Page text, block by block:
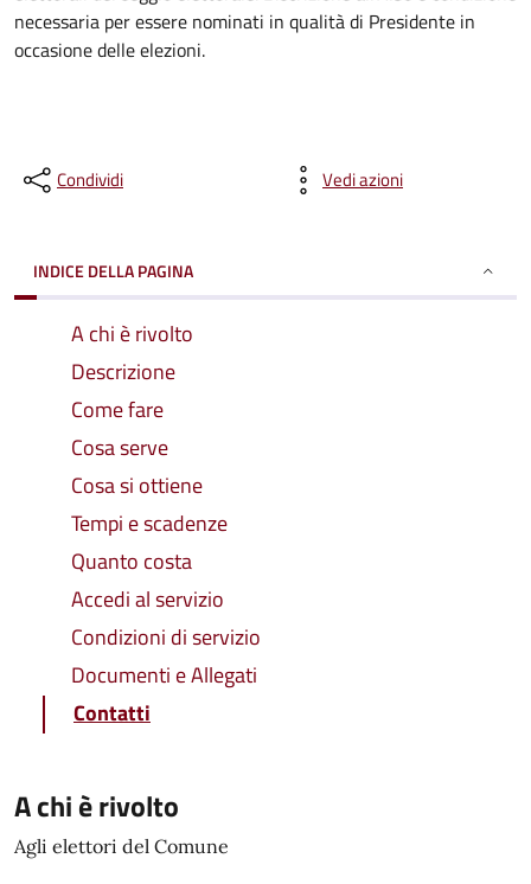
necessaria per essere nominati in qualità di Presidente in
occasione delle elezioni.
Condividi Vedi azioni
INDICE DELLA PAGINA
A chi è rivolto
Descrizione
Come fare
Cosa serve
Cosa si ottiene
Tempi e scadenze
Quanto costa
Accedi al servizio
Condizioni di servizio
Documenti e Allegati
Contatti
A chi è rivolto
Agli elettori del Comune